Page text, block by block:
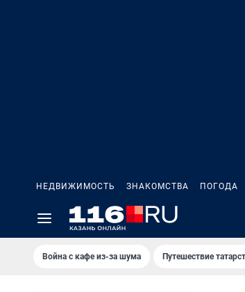
НЕДВИЖИМОСТЬ ЗНАКОМСТВА ПОГОДА
Война с кафе из-за шума Путешествие